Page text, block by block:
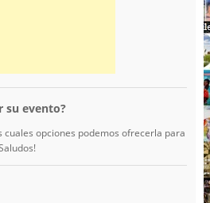
su evento?
cuales opciones podemos ofrecerla para